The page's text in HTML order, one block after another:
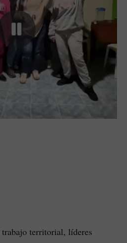
territorial, líderes